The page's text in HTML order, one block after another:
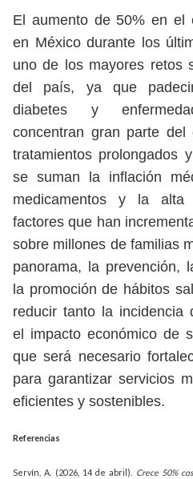
El aumento de 50% en el
en México durante los
uno de los mayores retos
del país, ya que
diabetes y
concentran gran parte
tratamientos prolongados
se suman la inflación
medicamentos y la alta
factores que han
sobre millones de familias
panorama, la prevención,
la promoción de hábitos
reducir tanto la incidencia
el impacto económico de
que será necesario
para garantizar servicios
eficientes y sostenibles.
Referencias
Servín, A. (2026, 14 de abril). Crece 50%